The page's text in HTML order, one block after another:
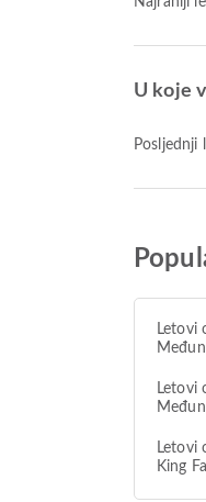
U koje
Letovi
Letovi
Letovi
King